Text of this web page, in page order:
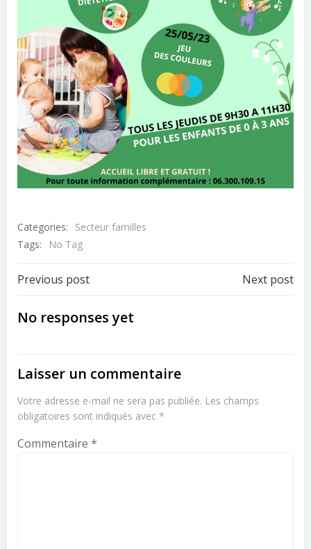
Categories:
Secteur familles
Tags:
No Tag
Post
navigation
Previous post Next post
No responses yet
Laisser un commentaire
Votre adresse e-mail ne sera pas publiée. Les champs
obligatoires sont indiqués avec *
Commentaire *